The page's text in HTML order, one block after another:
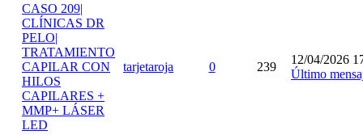
CASO 209|
CLÍNICAS DR
PELO|
TRATAMIENTO
CAPILAR CON
HILOS
CAPILARES +
MMP+ LÁSER
LED
tarjetaroja 0 239
12/04/2026
Último